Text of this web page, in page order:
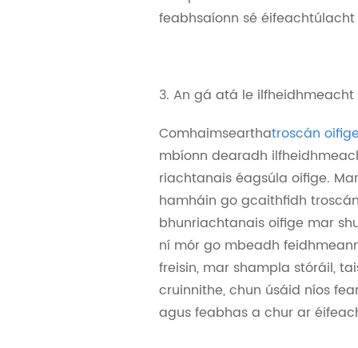
feabhsaíonn sé
3. An gá atá le ilfheidhmeacht
Comhaimsearthatroscán
mbíonn dearadh
riachtanais éagsúla oifige.
hamháin go gcaithfidh
bhunriachtanais oifige mar
ní mór go mbeadh
freisin, mar shampla stóráil,
cruinnithe, chun úsáid níos
agus feabhas a chur ar